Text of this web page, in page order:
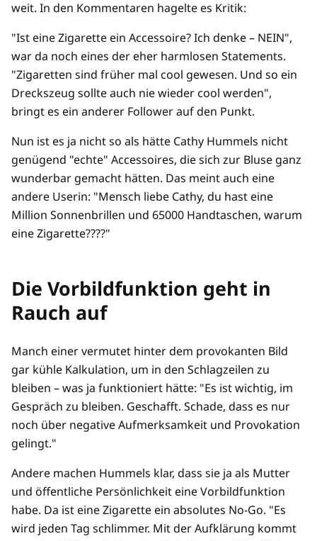
weit. In den Kommentaren hagelte es Kritik:
"Ist eine Zigarette ein Accessoire? Ich denke – NEIN",
war da noch eines der eher harmlosen Statements.
"Zigaretten sind früher mal cool gewesen. Und so ein
Dreckszeug sollte auch nie wieder cool werden",
bringt es ein anderer Follower auf den Punkt.
Nun ist es ja nicht so als hätte Cathy Hummels nicht
genügend "echte" Accessoires, die sich zur Bluse ganz
wunderbar gemacht hätten. Das meint auch eine
andere Userin: "Mensch liebe Cathy, du hast eine
Million Sonnenbrillen und 65000 Handtaschen, warum
eine Zigarette????"
Die Vorbildfunktion geht in
Rauch auf
Manch einer vermutet hinter dem provokanten Bild
gar kühle Kalkulation, um in den Schlagzeilen zu
bleiben – was ja funktioniert hätte: "Es ist wichtig, im
Gespräch zu bleiben. Geschafft. Schade, dass es nur
noch über negative Aufmerksamkeit und Provokation
gelingt."
Andere machen Hummels klar, dass sie ja als Mutter
und öffentliche Persönlichkeit eine Vorbildfunktion
habe. Da ist eine Zigarette ein absolutes No-Go. "Es
wird jeden Tag schlimmer. Mit der Aufklärung kommt